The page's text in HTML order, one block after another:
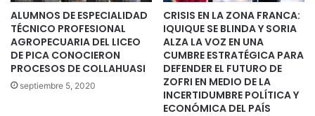
ALUMNOS DE ESPECIALIDAD
TÉCNICO PROFESIONAL
AGROPECUARIA DEL LICEO
DE PICA CONOCIERON
PROCESOS DE COLLAHUASI
septiembre 5, 2020
CRISIS EN LA ZONA FRANCA:
IQUIQUE SE BLINDA Y SORIA
ALZA LA VOZ EN UNA
CUMBRE ESTRATÉGICA PARA
DEFENDER EL FUTURO DE
ZOFRI EN MEDIO DE LA
INCERTIDUMBRE POLÍTICA Y
ECONÓMICA DEL PAÍS